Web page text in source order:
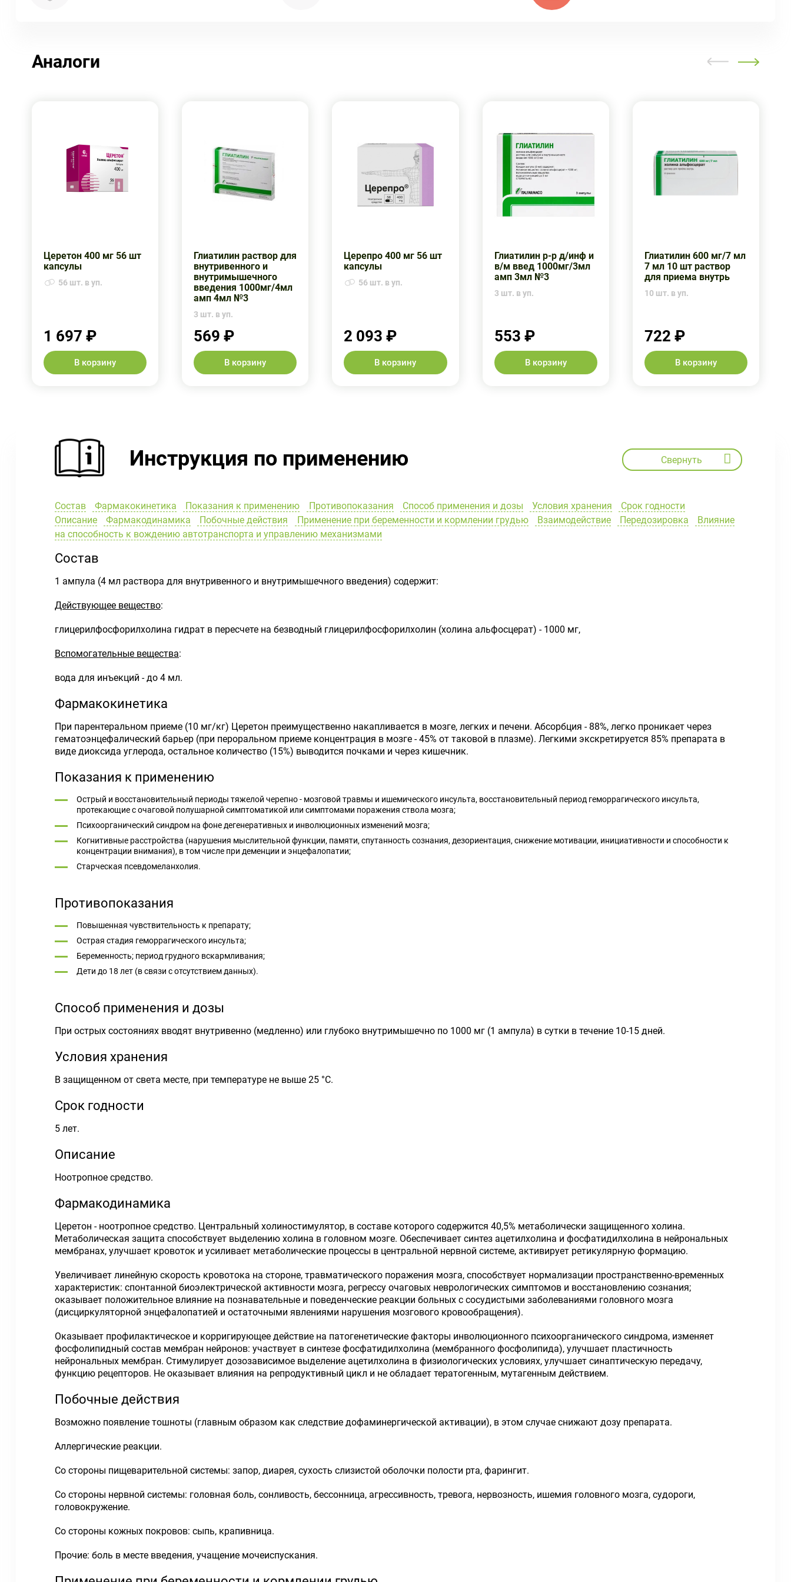
Аналоги
Церетон 400 мг 56 шт
капсулы
56 шт. в уп.
1 697 ₽
В корзину
Глиатилин раствор для
внутривенного и
внутримышечного
введения 1000мг/4мл
амп 4мл №3
3 шт. в уп.
569 ₽
В корзину
Церепро 400 мг 56 шт
капсулы
56 шт. в уп.
2 093 ₽
В корзину
Глиатилин р-р д/инф и
в/м введ 1000мг/3мл
амп 3мл №3
3 шт. в уп.
553 ₽
В корзину
Глиатилин 600 мг/7 мл
7 мл 10 шт раствор
для приема внутрь
10 шт. в уп.
722 ₽
В корзину
Инструкция по применению Свернуть
Состав Фармакокинетика Показания к применению Противопоказания Способ применения и дозы Условия хранения
Срок годности
Описание
Фармакодинамика Побочные действия Применение при беременности и кормлении грудью Взаимодействие Передозировка
Влияние
на способность к вождению автотранспорта и управлению механизмами
Состав
1 ампула (4 мл раствора для внутривенного и внутримышечного введения) содержит:
Действующее вещество:
глицерилфосфорилхолина гидрат в пересчете на безводный глицерилфосфорилхолин (холина альфосцерат) - 1000 мг,
Вспомогательные вещества:
вода для инъекций - до 4 мл.
Фармакокинетика
При парентеральном приеме (10 мг/кг) Церетон преимущественно накапливается в мозге, легких и печени. Абсорбция - 88%, легко проникает через
гематоэнцефалический барьер (при пероральном приеме концентрация в мозге - 45% от таковой в плазме). Легкими экскретируется 85% препарата в
виде диоксида углерода, остальное количество (15%) выводится почками и через кишечник.
Показания к применению
Острый и восстановительный периоды тяжелой черепно - мозговой травмы и ишемического инсульта, восстановительный период геморрагического инсульта,
протекающие с очаговой полушарной симптоматикой или симптомами поражения ствола мозга;
Психоорганический синдром на фоне дегенеративных и инволюционных изменений мозга;
Когнитивные расстройства (нарушения мыслительной функции, памяти, спутанность сознания, дезориентация, снижение мотивации, инициативности и способности к
концентрации внимания), в том числе при деменции и энцефалопатии;
Старческая псевдомеланхолия.
Противопоказания
Повышенная чувствительность к препарату;
Острая стадия геморрагического инсульта;
Беременность; период грудного вскармливания;
Дети до 18 лет (в связи с отсутствием данных).
Способ применения и дозы
При острых состояниях вводят внутривенно (медленно) или глубоко внутримышечно по 1000 мг (1 ампула) в сутки в течение 10-15 дней.
Условия хранения
В защищенном от света месте, при температуре не выше 25 °C.
Срок годности
5 лет.
Описание
Ноотропное средство.
Фармакодинамика
Церетон - ноотропное средство. Центральный холиностимулятор, в составе которого содержится 40,5% метаболически защищенного холина.
Метаболическая защита способствует выделению холина в головном мозге. Обеспечивает синтез ацетилхолина и фосфатидилхолина в нейрональных
мембранах, улучшает кровоток и усиливает метаболические процессы в центральной нервной системе, активирует ретикулярную формацию.
Увеличивает линейную скорость кровотока на стороне, травматического поражения мозга, способствует нормализации пространственно-временных
характеристик: спонтанной биоэлектрической активности мозга, регрессу очаговых неврологических симптомов и восстановлению сознания;
оказывает положительное влияние на познавательные и поведенческие реакции больных с сосудистыми заболеваниями головного мозга
(дисциркуляторной энцефалопатией и остаточными явлениями нарушения мозгового кровообращения).
Оказывает профилактическое и корригирующее действие на патогенетические факторы инволюционного психоорганического синдрома, изменяет
фосфолипидный состав мембран нейронов: участвует в синтезе фосфатидилхолина (мембранного фосфолипида), улучшает пластичность
нейрональных мембран. Стимулирует дозозависимое выделение ацетилхолина в физиологических условиях, улучшает синаптическую передачу,
функцию рецепторов. Не оказывает влияния на репродуктивный цикл и не обладает тератогенным, мутагенным действием.
Побочные действия
Возможно появление тошноты (главным образом как следствие дофаминергической активации), в этом случае снижают дозу препарата.
Аллергические реакции.
Со стороны пищеварительной системы: запор, диарея, сухость слизистой оболочки полости рта, фарингит.
Со стороны нервной системы: головная боль, сонливость, бессонница, агрессивность, тревога, нервозность, ишемия головного мозга, судороги,
головокружение.
Со стороны кожных покровов: сыпь, крапивница.
Прочие: боль в месте введения, учащение мочеиспускания.